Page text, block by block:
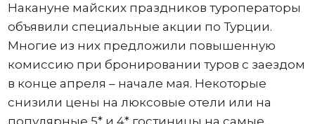
Накануне майских праздников туроператоры
объявили специальные акции по Турции.
Многие из них предложили повышенную
комиссию при бронировании туров с заездом
в конце апреля – начале мая. Некоторые
снизили цены на люксовые отели или на
популярные 5* и 4* гостиницы на самые,